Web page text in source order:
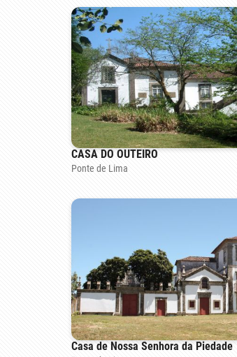
CASA DO OUTEIRO
Ponte de Lima
Casa de Nossa Senhora da Piedade